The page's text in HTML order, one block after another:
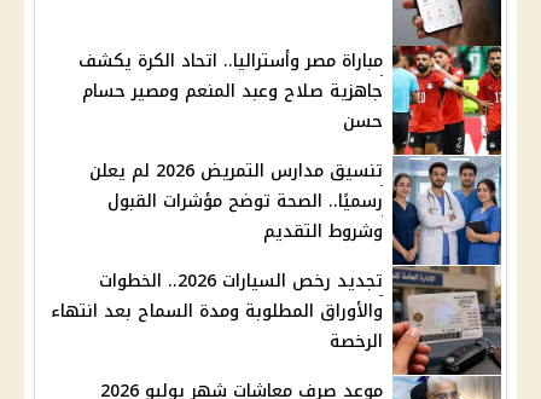
مباراة مصر وأستراليا.. اتحاد الكرة يكشف
جاهزية صلاح وعبد المنعم ومصير حسام
حسن
تنسيق مدارس التمريض 2026 لم يعلن
رسميًا.. الصحة توضح مؤشرات القبول
وشروط التقديم
تجديد رخص السيارات 2026.. الخطوات
والأوراق المطلوبة ومدة السماح بعد انتهاء
الرخصة
موعد صرف معاشات شهر يوليو 2026